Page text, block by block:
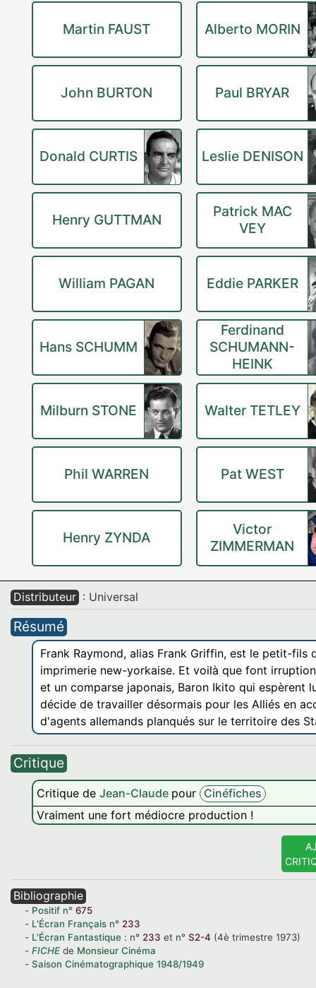
Martin FAUST Alberto MORIN
John BURTON Paul BRYAR
Donald CURTIS Leslie DENISON
Henry GUTTMAN
Patrick MAC
VEY
William PAGAN Eddie PARKER
Hans SCHUMM
Ferdinand
SCHUMANN-
HEINK
Milburn STONE Walter TETLEY
Phil WARREN Pat WEST
Henry ZYNDA
Victor
ZIMMERMAN
Distributeur : Universal
Résumé
Frank Raymond, alias Frank Griffin, est le petit-
imprimerie new-yorkaise. Et voilà que font
et un comparse japonais, Baron Ikito qui espèrent
décide de travailler désormais pour les Alliés en
d'agents allemands planqués sur le territoire des
Critique
Critique de Jean-Claude pour Cinéfiches
Vraiment une fort médiocre production !
Bibliographie
Positif n° 675
L'Écran Français n° 233
L'Écran Fantastique : n° 233 et n° S2-4 (4è trimestre 1973)
FICHE de Monsieur Cinéma
Saison Cinématographique 1948/1949